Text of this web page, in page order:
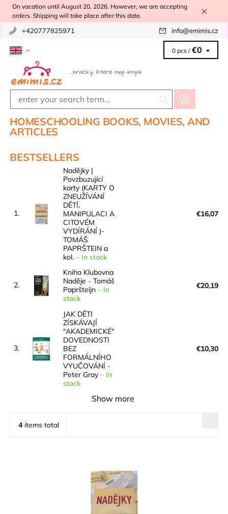
On vacation until August 20, 2026. However, we are accepting
orders. Shipping will take place after this date.
+420777825971 info@emimis.cz
0 pcs / €0
HOMESCHOOLING BOOKS, MOVIES, AND
ARTICLES
BESTSELLERS
1.
Nadějky |
Povzbuzující
karty (KARTY O
ZNEUŽÍVÁNÍ
DĚTÍ,
MANIPULACI A
CITOVÉM
VYDÍRÁNÍ )-
TOMÁŠ
PAPRŠTEIN a
kol. – In stock
€16,07
2.
Kniha Klubovna
Naděje - Tomáš
Papršteijn – In
stock
€20,19
3.
JAK DĚTI
ZÍSKÁVAJÍ
"AKADEMICKÉ"
DOVEDNOSTI
BEZ
FORMÁLNÍHO
VYUČOVÁNÍ -
Peter Gray – In
stock
€10,30
Show more
4items total